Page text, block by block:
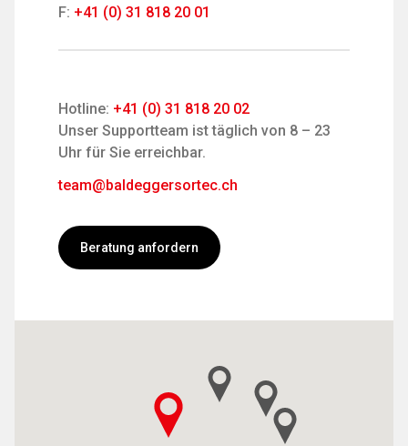
F: +41 (0) 31 818 20 01
Hotline: +41 (0) 31 818 20 02
Unser Supportteam ist täglich von 8 – 23
Uhr für Sie erreichbar.
team@baldeggersortec.ch
Beratung anfordern